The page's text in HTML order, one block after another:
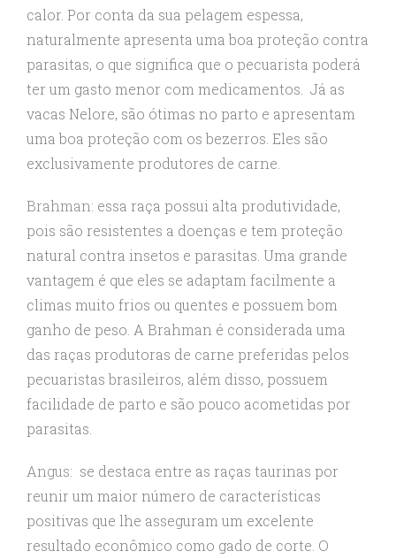
calor. Por conta da sua pelagem espessa,
naturalmente apresenta uma boa proteção contra
parasitas, o que significa que o pecuarista poderá
ter um gasto menor com medicamentos. Já as
vacas Nelore, são ótimas no parto e apresentam
uma boa proteção com os bezerros. Eles são
exclusivamente produtores de carne.
Brahman: essa raça possui alta produtividade,
pois são resistentes a doenças e tem proteção
natural contra insetos e parasitas. Uma grande
vantagem é que eles se adaptam facilmente a
climas muito frios ou quentes e possuem bom
ganho de peso. A Brahman é considerada uma
das raças produtoras de carne preferidas pelos
pecuaristas brasileiros, além disso, possuem
facilidade de parto e são pouco acometidas por
parasitas.
Angus: se destaca entre as raças taurinas por
reunir um maior número de características
positivas que lhe asseguram um excelente
resultado econômico como gado de corte. O